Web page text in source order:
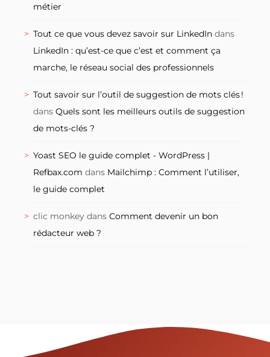
métier
Tout ce que vous devez savoir sur LinkedIn dans
LinkedIn : qu’est-ce que c’est et comment ça
marche, le réseau social des professionnels
Tout savoir sur l’outil de suggestion de mots clés !
dans Quels sont les meilleurs outils de suggestion
de mots-clés ?
Yoast SEO le guide complet - WordPress |
Refbax.com dans Mailchimp : Comment l’utiliser,
le guide complet
clic monkey dans Comment devenir un bon
rédacteur web ?